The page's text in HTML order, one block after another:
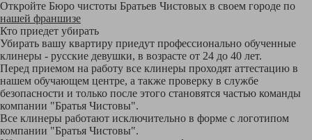
Откройте Бюро чистоты Братьев Чистовых в своем городе по
нашей франшизе
Кто приедет убирать
Убирать вашу квартиру приедут профессионально обученные
клинеры - русские девушки, в возрасте от 24 до 40 лет.
Перед приемом на работу все клинеры проходят аттестацию в
нашем обучающем центре, а также проверку в службе
безопасности и только после этого становятся частью команды
компании "Братья Чистовы".
Все клинеры работают исключительно в форме с логотипом
компании "Братья Чистовы".